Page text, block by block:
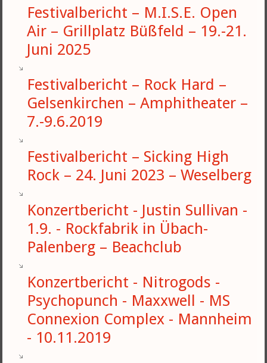
Festivalbericht – M.I.S.E. Open
Air – Grillplatz Büßfeld – 19.-21.
Juni 2025
Festivalbericht – Rock Hard –
Gelsenkirchen – Amphitheater –
7.-9.6.2019
Festivalbericht – Sicking High
Rock – 24. Juni 2023 – Weselberg
Konzertbericht - Justin Sullivan -
1.9. - Rockfabrik in Übach-
Palenberg – Beachclub
Konzertbericht - Nitrogods -
Psychopunch - Maxxwell - MS
Connexion Complex - Mannheim
- 10.11.2019